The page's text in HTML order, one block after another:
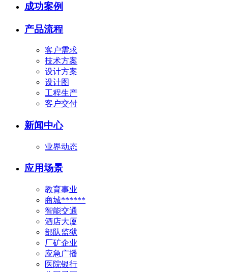
成功案例
产品流程
客户需求
技术方案
设计方案
设计图
工程生产
客户交付
新闻中心
业界动态
应用场景
教育事业
商城******
智能交通
酒店大厦
部队监狱
厂矿企业
应急广播
医院银行